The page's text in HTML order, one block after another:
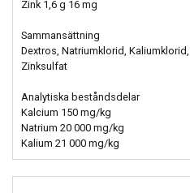
Zink 1,6 g 16 mg
Sammansättning
Dextros, Natriumklorid,
Zinksulfat
Analytiska beståndsdelar
Kalcium 150 mg/kg
Natrium 20 000 mg/kg
Kalium 21 000 mg/kg